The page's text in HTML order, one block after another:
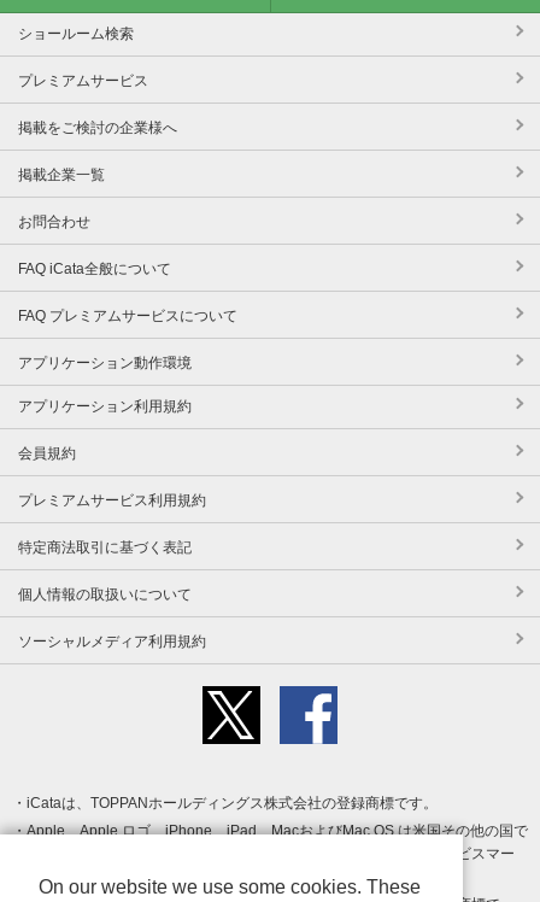
ショールーム検索
プレミアムサービス
掲載をご検討の企業様へ
掲載企業一覧
お問合わせ
FAQ iCata全般について
FAQ プレミアムサービスについて
アプリケーション動作環境
アプリケーション利用規約
会員規約
プレミアムサービス利用規約
特定商法取引に基づく表記
個人情報の取扱いについて
ソーシャルメディア利用規約
iCataは、TOPPANホールディングス株式会社の登録商標です。
Apple、Apple ロゴ、iPhone、iPad、MacおよびMac OS は米国その他の国で
登録された Apple Inc. の商標です。App Store は Apple Inc. のサービスマー
クです。
On our website we use some cookies. These